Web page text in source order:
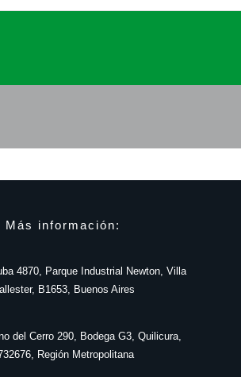
Más información:
4870, Parque Industrial Newton, Villa
B1653, Buenos Aires
del Cerro 290, Bodega G3, Quilicura,
, Región Metropolitana